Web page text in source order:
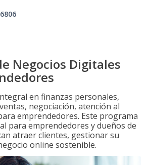
Negocios Digitales
en finanzas personales,
negociación, atención al
emprendedores. Este programa
para emprendedores y dueños de
atraer clientes, gestionar su
online sostenible.